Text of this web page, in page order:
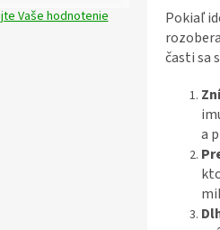
Vaše hodnotenie
Pokiaľ
časti sa
a